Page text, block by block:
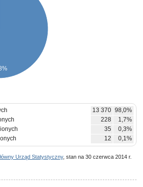
13 370 98,0%
228
1,7%
35
0,3%
12 0,1%
Urząd Statystyczny, stan na 30 czerwca 2014 r.